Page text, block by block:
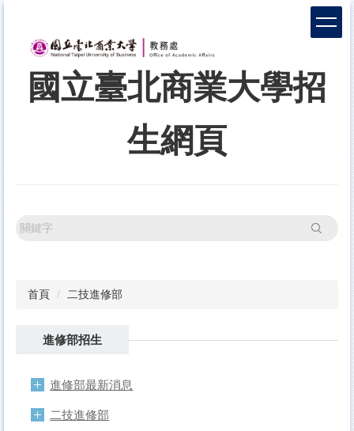
國立臺北商業大學招
生網頁
搜尋
首頁 二技進修部
進修部招生
進修部最新消息
二技進修部